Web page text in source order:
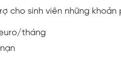
cho sinh viên những khoản
tháng